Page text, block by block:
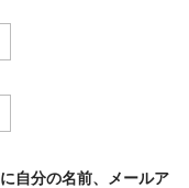
自分の名前、メールア